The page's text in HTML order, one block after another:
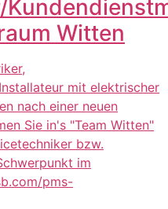
Witten
mit elektrischer
nach einer neuen
Sie in's "Team Witten"
bzw.
im
pms-